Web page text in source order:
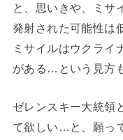
と、思いきや、ミサ
発射された可能性は
ミサイルはウクライ
がある…という見方
ゼレンスキー大統領
て欲しい…と、願っ